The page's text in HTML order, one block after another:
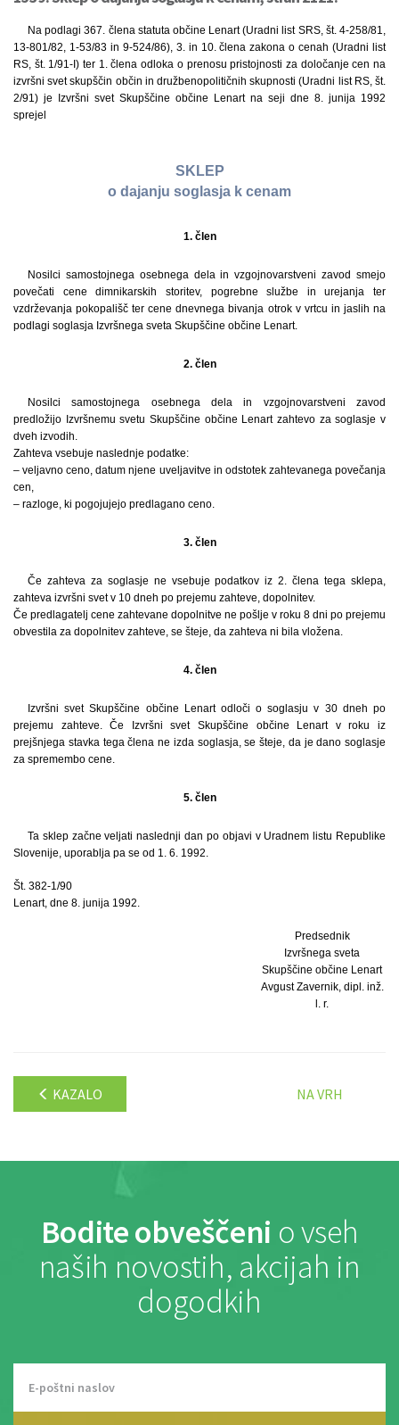
Na podlagi 367. člena statuta občine Lenart (Uradni list SRS, št. 4-258/81,
13-801/82, 1-53/83 in 9-524/86), 3. in 10. člena zakona o cenah (Uradni list
RS, št. 1/91-I) ter 1. člena odloka o prenosu pristojnosti za določanje cen na
izvršni svet skupščin občin in družbenopolitičnih skupnosti (Uradni list RS, št.
2/91) je Izvršni svet Skupščine občine Lenart na seji dne 8. junija 1992
sprejel
SKLEP
o dajanju soglasja k cenam
1. člen
Nosilci samostojnega osebnega dela in vzgojnovarstveni zavod smejo
povečati cene dimnikarskih storitev, pogrebne službe in urejanja ter
vzdrževanja pokopališč ter cene dnevnega bivanja otrok v vrtcu in jaslih na
podlagi soglasja Izvršnega sveta Skupščine občine Lenart.
2. člen
Nosilci samostojnega osebnega dela in vzgojnovarstveni zavod
predložijo Izvršnemu svetu Skupščine občine Lenart zahtevo za soglasje v
dveh izvodih.
Zahteva vsebuje naslednje podatke:
– veljavno ceno, datum njene uveljavitve in odstotek zahtevanega povečanja
cen,
– razloge, ki pogojujejo predlagano ceno.
3. člen
Če zahteva za soglasje ne vsebuje podatkov iz 2. člena tega sklepa,
zahteva izvršni svet v 10 dneh po prejemu zahteve, dopolnitev.
Če predlagatelj cene zahtevane dopolnitve ne pošlje v roku 8 dni po prejemu
obvestila za dopolnitev zahteve, se šteje, da zahteva ni bila vložena.
4. člen
Izvršni svet Skupščine občine Lenart odloči o soglasju v 30 dneh po
prejemu zahteve. Če Izvršni svet Skupščine občine Lenart v roku iz
prejšnjega stavka tega člena ne izda soglasja, se šteje, da je dano soglasje
za spremembo cene.
5. člen
Ta sklep začne veljati naslednji dan po objavi v Uradnem listu Republike
Slovenije, uporablja pa se od 1. 6. 1992.
Št. 382-1/90
Lenart, dne 8. junija 1992.
Predsednik
Izvršnega sveta
Skupščine občine Lenart
Avgust Zavernik, dipl. inž.
l. r.
KAZALO NA VRH
Bodite obveščeni o vseh
naših novostih, akcijah in
dogodkih